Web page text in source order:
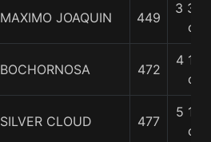
MAXIMO JOAQUIN 449
3 3/4
c
BOCHORNOSA 472
4 1/4
c
SILVER CLOUD 477
5 1/4
c